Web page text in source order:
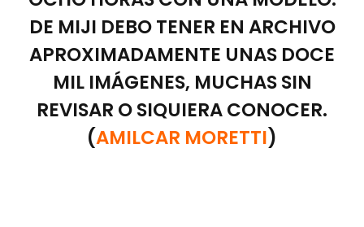
DE MIJI DEBO TENER EN ARCHIVO
APROXIMADAMENTE UNAS DOCE
MIL IMÁGENES, MUCHAS SIN
REVISAR O SIQUIERA CONOCER.
(AMILCAR MORETTI)